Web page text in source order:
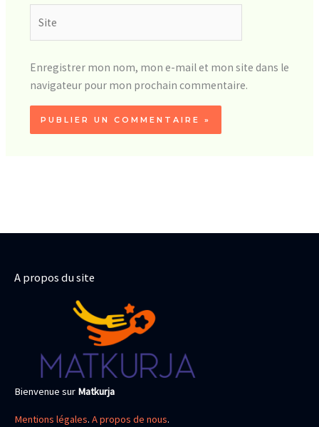
Enregistrer mon nom, mon e-mail et mon site dans le
navigateur pour mon prochain commentaire.
A propos du site
Bienvenue sur Matkurja
Mentions légales. A propos de nous.